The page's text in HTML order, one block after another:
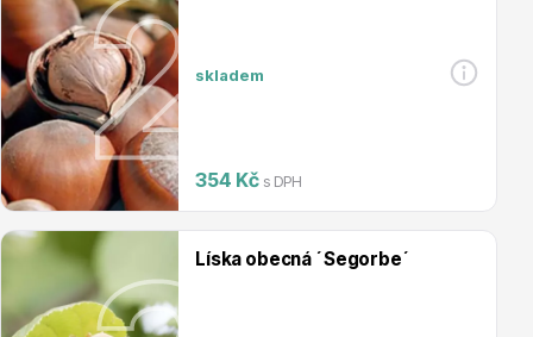
Vánoční stromky v květináčích a řezané
Magnólie
skladem
354 Kč s DPH
Líska obecná ´Segorbe´